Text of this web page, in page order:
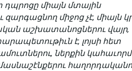
դպրոցը միայն մտային
զարգացնող միջոց չէ, միայն
աշխատանոցներու վայր,
է, լոյսի հետ
ներքին